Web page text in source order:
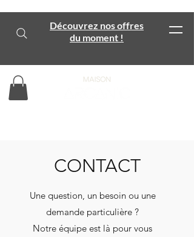
Découvrez nos offres
du moment !
CONTACT
Une question, un besoin ou une
demande particulière ?
Notre équipe est là pour vous